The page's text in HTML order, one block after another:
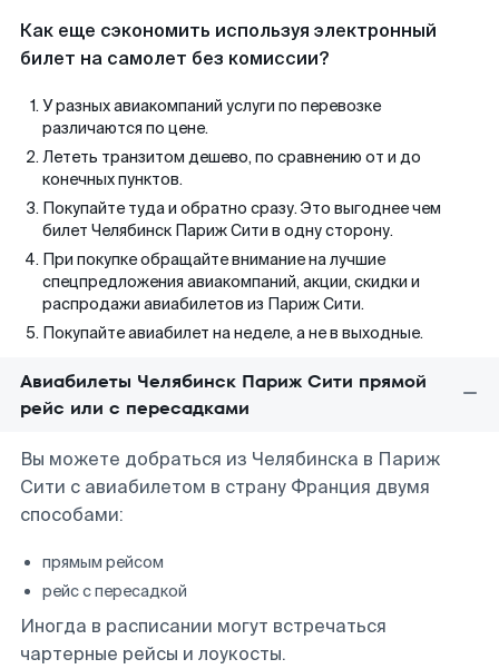
Как еще сэкономить используя электронный
билет на самолет без комиссии?
У разных авиакомпаний услуги по перевозке
различаются по цене.
Лететь транзитом дешево, по сравнению от и до
конечных пунктов.
Покупайте туда и обратно сразу. Это выгоднее чем
билет Челябинск Париж Сити в одну сторону.
При покупке обращайте внимание на лучшие
спецпредложения авиакомпаний, акции, скидки и
распродажи авиабилетов из Париж Сити.
Покупайте авиабилет на неделе, а не в выходные.
Авиабилеты Челябинск Париж Сити прямой
рейс или с пересадками
Вы можете добраться из Челябинска в Париж
Сити с авиабилетом в страну Франция двумя
способами:
прямым рейсом
рейс с пересадкой
Иногда в расписании могут встречаться
чартерные рейсы и лоукосты.